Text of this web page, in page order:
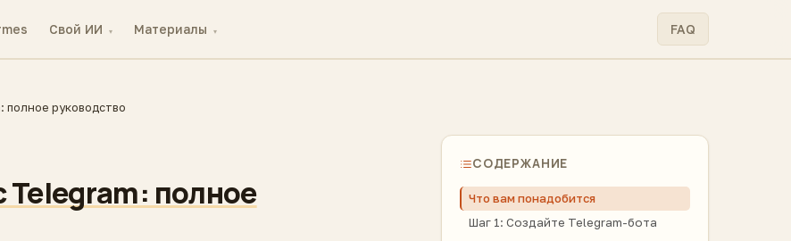
Свой ИИ ▾ Материалы ▾ FAQ
полное руководство
Telegram: полное
СОДЕРЖАНИЕ
Что вам понадобится
Шаг 1: Создайте Telegram-бота